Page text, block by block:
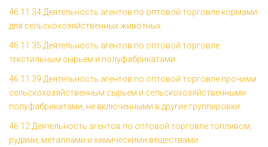
46.11.34 Деятельность агентов по оптовой торговле кормами
для сельскохозяйственных животных
46.11.35 Деятельность агентов по оптовой торговле
текстильным сырьем и полуфабрикатами
46.11.39 Деятельность агентов по оптовой торговле прочими
сельскохозяйственным сырьем и сельскохозяйственными
полуфабрикатами, не включенными в другие группировки
46.12 Деятельность агентов по оптовой торговле топливом,
рудами, металлами и химическими веществами